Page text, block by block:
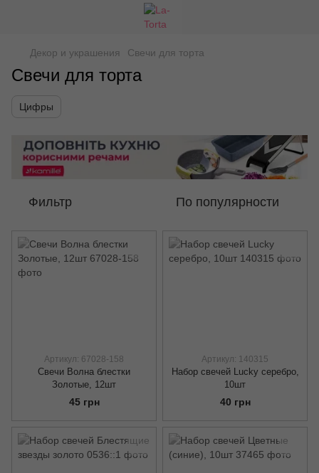
Декор и украшения Свечи для торта
Свечи для торта
Цифры
Фильтр По популярности
Артикул: 67028-158
Свечи Волна блестки
Золотые, 12шт
45 грн
Артикул: 140315
Набор свечей Lucky серебро,
10шт
40 грн